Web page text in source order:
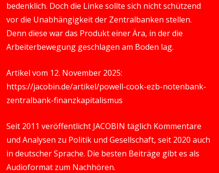
bedenklich. Doch die Linke sollte sich nicht schützend
vor die Unabhängigkeit der Zentralbanken stellen.
Denn diese war das Produkt einer Ära, in der die
Arbeiterbewegung geschlagen am Boden lag.
Artikel vom 12. November 2025:
https://jacobin.de/artikel/powell-cook-ezb-notenbank-
zentralbank-finanzkapitalismus
Seit 2011 veröffentlicht JACOBIN täglich Kommentare
und Analysen zu Politik und Gesellschaft, seit 2020 auch
in deutscher Sprache. Die besten Beiträge gibt es als
Audioformat zum Nachhören.